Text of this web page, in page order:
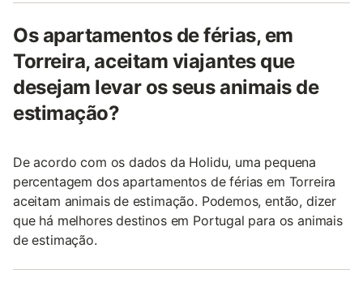
Os apartamentos de férias, em
Torreira, aceitam viajantes que
desejam levar os seus animais de
estimação?
De acordo com os dados da Holidu, uma pequena
percentagem dos apartamentos de férias em Torreira
aceitam animais de estimação. Podemos, então, dizer
que há melhores destinos em Portugal para os animais
de estimação.